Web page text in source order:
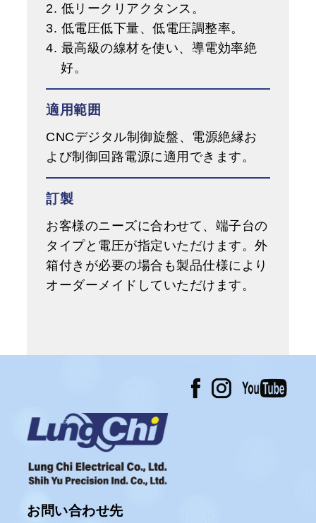
2. 低リークリアクタンス。
3. 低電圧低下量、低電圧調整率。
4. 最高級の線材を使い、導電効率絶
好。
適用範囲
CNCデジタル制御旋盤、電源絶縁お
よび制御回路電源に適用できます。
訂製
お客様のニーズに合わせて、端子台の
タイプと電圧が指定いただけます。外
箱付きが必要の場合も製品仕様により
オーダーメイドしていただけます。
お問い合わせ先